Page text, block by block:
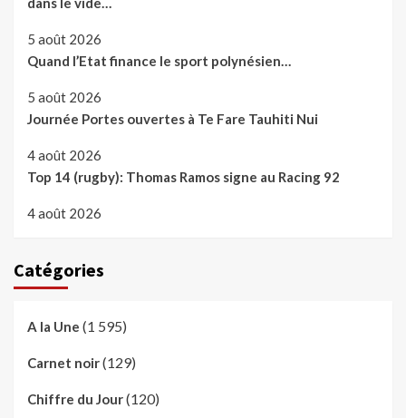
5 août 2026
Quand l’Etat finance le sport polynésien…
5 août 2026
Journée Portes ouvertes à Te Fare Tauhiti Nui
4 août 2026
Top 14 (rugby): Thomas Ramos signe au Racing 92
4 août 2026
Catégories
A la Une (1 595)
Carnet noir(129)
Chiffre du Jour(120)